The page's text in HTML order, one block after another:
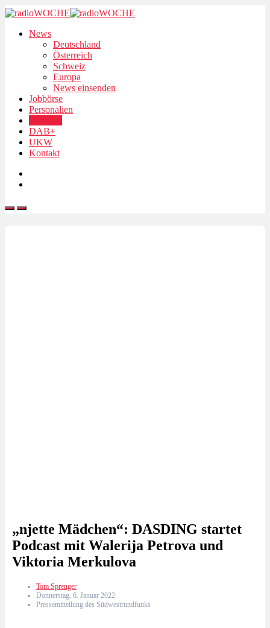
News
Deutschland
Österreich
Schweiz
Europa
News einsenden
Jobbörse
Personalien
DAB+
UKW
Kontakt
„njette Mädchen“: DASDING startet
Podcast mit Walerija Petrova und
Viktoria Merkulova
Tom Sprenger
Donnerstag, 6. Januar 2022
Pressemitteilung des Südwestrundfunks